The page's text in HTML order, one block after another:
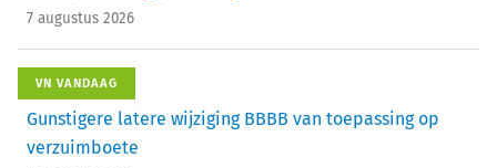
7 augustus 2026
VN VANDAAG
Gunstigere latere wijziging BBBB van toepassing op
verzuimboete